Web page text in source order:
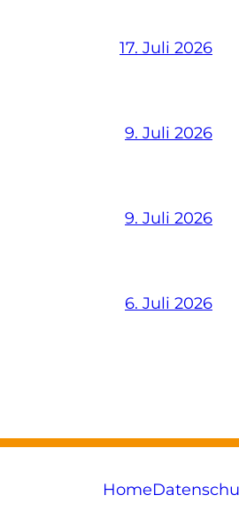
17. Juli 2026
9. Juli 2026
9. Juli 2026
6. Juli 2026
Home